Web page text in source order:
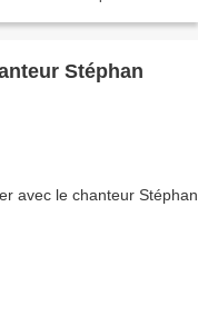
Stéphan